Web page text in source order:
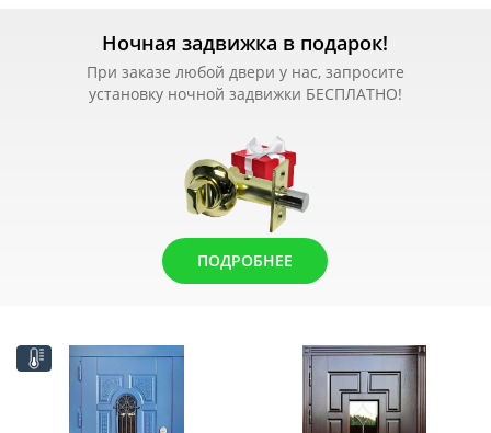
Ночная задвижка в подарок!
При заказе любой двери у нас, запросите
установку ночной задвижки БЕСПЛАТНО!
ПОДРОБНЕЕ